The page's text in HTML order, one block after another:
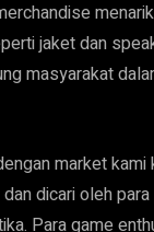
menarik
jaket dan
masyarakat
market
dicari oleh
Para game